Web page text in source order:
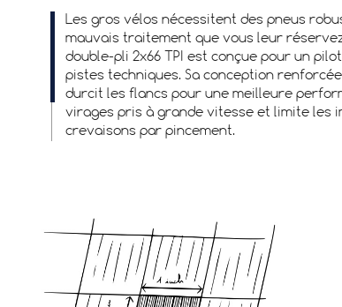
Les gros vélos nécessitent des pneus
mauvais traitement que vous leur
double-pli 2x66 TPI est conçue pour un
pistes techniques. Sa conception
durcit les flancs pour une meilleure
virages pris à grande vitesse et limite les
crevaisons par pincement.